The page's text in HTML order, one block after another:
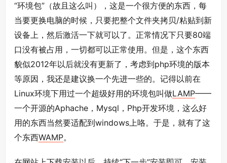
“环境包”（故且这么叫），这是一个很方便的东西，每
当要更换电脑的时候，只要把整个文件夹拷贝/粘贴到新
设备上，然后激活一下就可以了。正常情况下只要80端
口没有被占用，一切都可以正常使用。但是，这个东西
貌似2012年以后就没有更新了，考虑到php环境的版本
等原因，我还是建议换一个先进一些的。记得以前在
Linux环境下用过一个超级好用的环境包叫做LAMP——
一个开源的Aphache，Mysql，Php开发环境，这么好
用的东西当然要适配到windows上咯。于是，就有了这
个东西WAMP。